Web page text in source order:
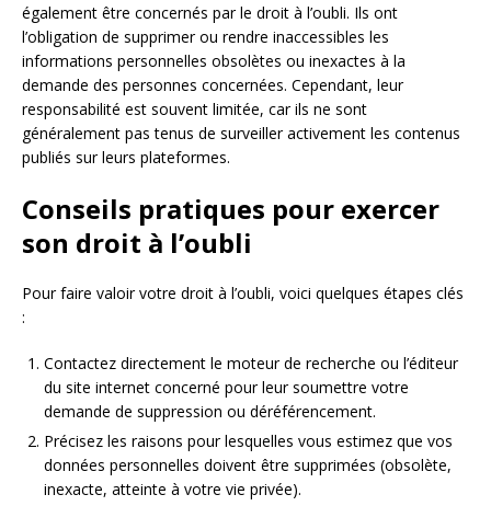
également être concernés par le droit à l’oubli. Ils ont
l’obligation de supprimer ou rendre inaccessibles les
informations personnelles obsolètes ou inexactes à la
demande des personnes concernées. Cependant, leur
responsabilité est souvent limitée, car ils ne sont
généralement pas tenus de surveiller activement les contenus
publiés sur leurs plateformes.
Conseils pratiques pour exercer
son droit à l’oubli
Pour faire valoir votre droit à l’oubli, voici quelques étapes clés
:
Contactez directement le moteur de recherche ou l’éditeur
du site internet concerné pour leur soumettre votre
demande de suppression ou déréférencement.
Précisez les raisons pour lesquelles vous estimez que vos
données personnelles doivent être supprimées (obsolète,
inexacte, atteinte à votre vie privée).